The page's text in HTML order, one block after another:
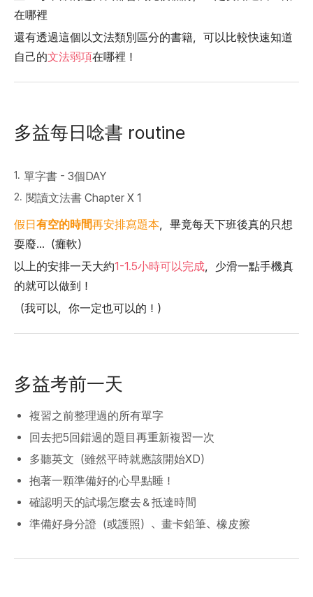
在哪裡
還有透過這個以文法類別區分的書籍，可以比較快速知道
自己的文法弱項在哪裡！
多益每日唸書 routine
單字書 - 3個DAY
閱讀文法書 Chapter X 1
假日有空的時間再安排寫題本，畢竟每天下班後真的只想
耍廢…（癱軟）
以上的安排一天大約1-1.5小時可以完成，少滑一點手機真
的就可以做到！
（我可以，你一定也可以的！）
多益考前一天
複習之前整理過的所有單字
回去把5回錯過的題目再重新複習一次
多聽英文（雖然平時就應該開始XD）
抱著一顆準備好的心早點睡！
確認明天的試場怎麼去＆抵達時間
準備好身分證（或護照）、畫卡鉛筆、橡皮擦